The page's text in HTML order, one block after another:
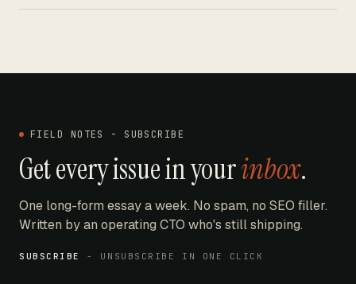
FIELD NOTES - SUBSCRIBE
Get every issue in yourinbox.
One long-form essay a week. No spam, no SEO filler.
Written by an operating CTO who's still shipping.
SUBSCRIBE - UNSUBSCRIBE IN ONE CLICK